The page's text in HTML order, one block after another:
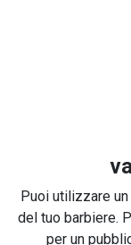
Puoi utilizzare
del tuo barbiere.
per un